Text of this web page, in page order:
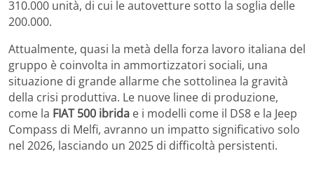
310.000 unità, di cui le autovetture sotto la soglia delle
200.000.
Attualmente, quasi la metà della forza lavoro italiana del
gruppo è coinvolta in ammortizzatori sociali, una
situazione di grande allarme che sottolinea la gravità
della crisi produttiva. Le nuove linee di produzione,
come la FIAT 500 ibrida e i modelli come il DS8 e la Jeep
Compass di Melfi, avranno un impatto significativo solo
nel 2026, lasciando un 2025 di difficoltà persistenti.